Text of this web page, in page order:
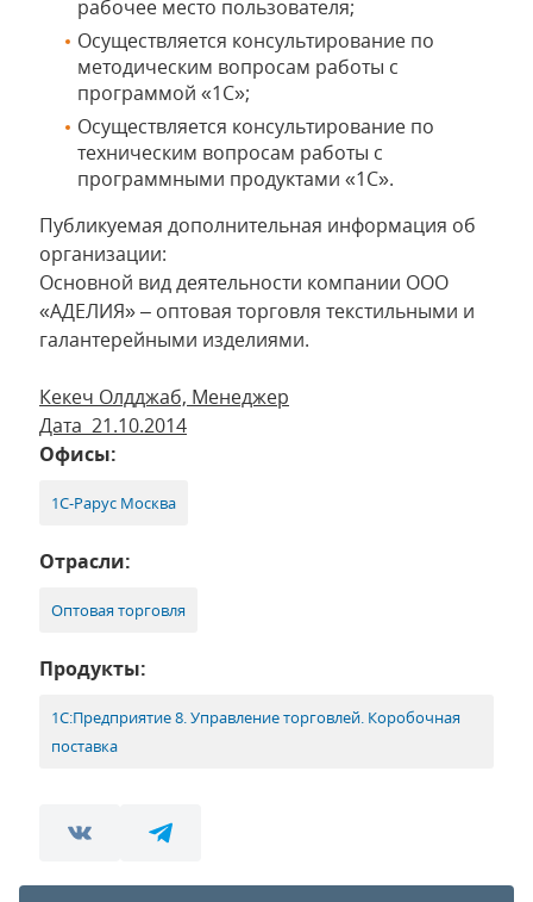
рабочее место пользователя;
Осуществляется консультирование по
методическим вопросам работы с
программой «1С»;
Осуществляется консультирование по
техническим вопросам работы с
программными продуктами «1С».
Публикуемая дополнительная информация об
организации:
Основной вид деятельности компании ООО
«АДЕЛИЯ» – оптовая торговля текстильными и
галантерейными изделиями.
Кекеч Олдджаб, Менеджер
Дата 21.10.2014
Офисы:
1С-Рарус Москва
Отрасли:
Оптовая торговля
Продукты:
1С:Предприятие 8. Управление торговлей. Коробочная
поставка